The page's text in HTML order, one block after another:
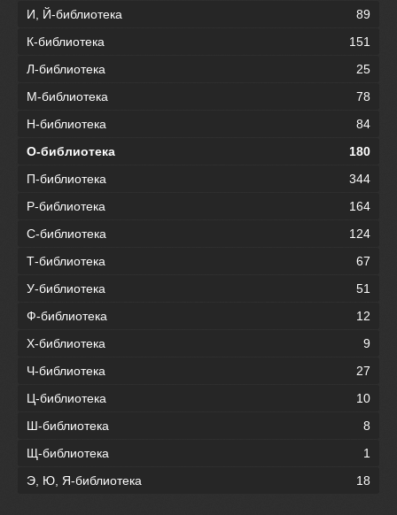
И, Й-библиотека
89
К-библиотека
151
Л-библиотека
25
М-библиотека
78
Н-библиотека
84
О-библиотека
180
П-библиотека
344
Р-библиотека
164
С-библиотека
124
Т-библиотека
67
У-библиотека
51
Ф-библиотека
12
Х-библиотека
9
Ч-библиотека
27
Ц-библиотека
10
Ш-библиотека
8
Щ-библиотека
1
Э, Ю, Я-библиотека
18